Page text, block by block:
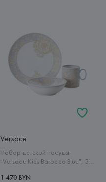
Versace
Набор детской посуды
"Versace Kids Barocco Blue", 3
1 470 BYN